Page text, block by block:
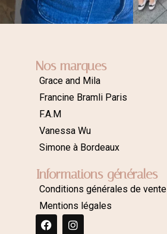
Nos marques
Grace and Mila
Francine Bramli Paris
F.A.M
Vanessa Wu
Simone à Bordeaux
Informations générales
Conditions générales de vente
Mentions légales